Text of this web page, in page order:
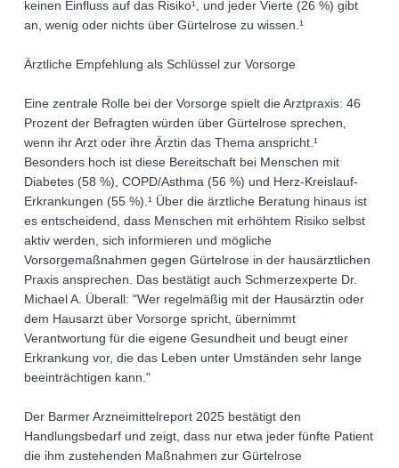
keinen Einfluss auf das Risiko¹, und jeder Vierte (26 %) gibt
an, wenig oder nichts über Gürtelrose zu wissen.¹
Ärztliche Empfehlung als Schlüssel zur Vorsorge
Eine zentrale Rolle bei der Vorsorge spielt die Arztpraxis: 46
Prozent der Befragten würden über Gürtelrose sprechen,
wenn ihr Arzt oder ihre Ärztin das Thema anspricht.¹
Besonders hoch ist diese Bereitschaft bei Menschen mit
Diabetes (58 %), COPD/Asthma (56 %) und Herz-Kreislauf-
Erkrankungen (55 %).¹ Über die ärztliche Beratung hinaus ist
es entscheidend, dass Menschen mit erhöhtem Risiko selbst
aktiv werden, sich informieren und mögliche
Vorsorgemaßnahmen gegen Gürtelrose in der hausärztlichen
Praxis ansprechen. Das bestätigt auch Schmerzexperte Dr.
Michael A. Überall: "Wer regelmäßig mit der Hausärztin oder
dem Hausarzt über Vorsorge spricht, übernimmt
Verantwortung für die eigene Gesundheit und beugt einer
Erkrankung vor, die das Leben unter Umständen sehr lange
beeinträchtigen kann."
Der Barmer Arzneimittelreport 2025 bestätigt den
Handlungsbedarf und zeigt, dass nur etwa jeder fünfte Patient
die ihm zustehenden Maßnahmen zur Gürtelrose